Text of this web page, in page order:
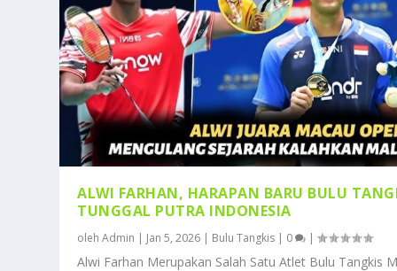
ALWI FARHAN, HARAPAN BARU BULU
TUNGGAL PUTRA INDONESIA
olehAdmin | Jan 5, 2026 | Bulu Tangkis | 0 |
Alwi Farhan Merupakan Salah Satu Atlet Bulu Tangkis